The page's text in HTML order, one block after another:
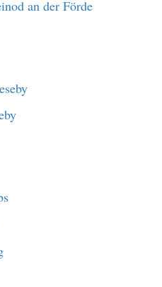
an der Förde